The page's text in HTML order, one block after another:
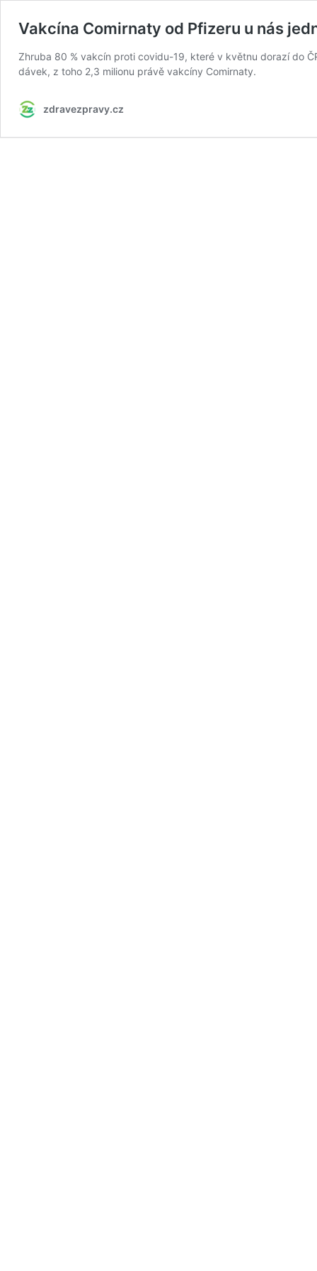
Vakcína Comirnaty od Pfizeru u nás
Zhruba 80 % vakcín proti covidu-19, které v květnu dorazí do
dávek, z toho 2,3 milionu právě vakcíny Comirnaty.
zdravezpravy.cz